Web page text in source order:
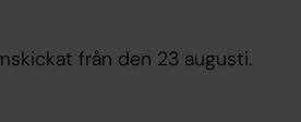
från den 23 augusti.